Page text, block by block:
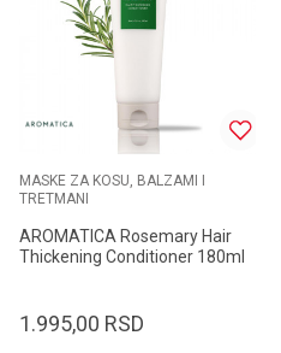
MASKE ZA KOSU, BALZAMI I
TRETMANI
AROMATICA Rosemary Hair
Thickening Conditioner 180ml
1.995,00 RSD